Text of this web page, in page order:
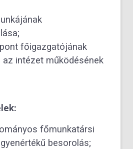
főigazgatójának
az intézet működésének
főmunkatársi
besorolás;